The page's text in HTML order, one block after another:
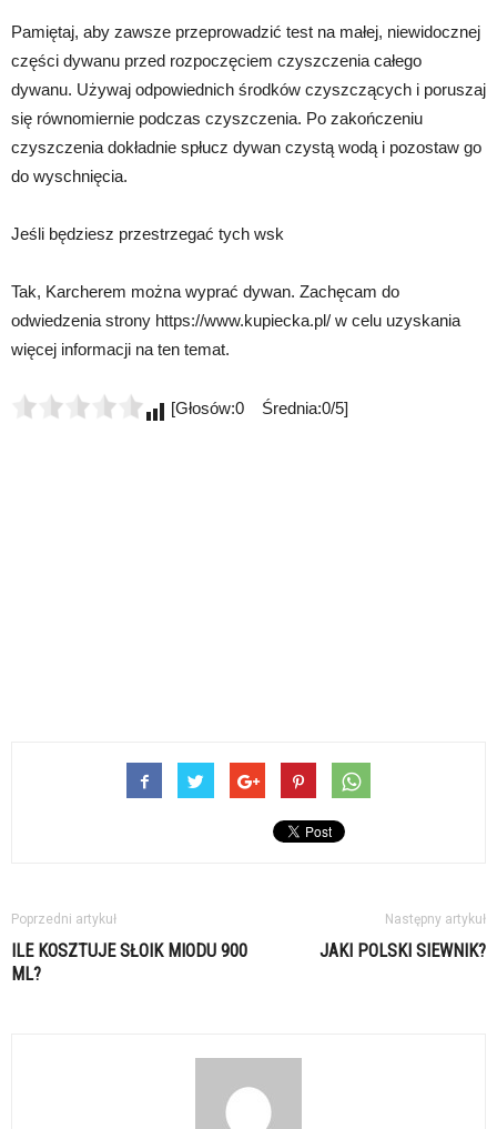
Pamiętaj, aby zawsze przeprowadzić test na małej, niewidocznej
części dywanu przed rozpoczęciem czyszczenia całego
dywanu. Używaj odpowiednich środków czyszczących i poruszaj
się równomiernie podczas czyszczenia. Po zakończeniu
czyszczenia dokładnie spłucz dywan czystą wodą i pozostaw go
do wyschnięcia.
Jeśli będziesz przestrzegać tych wsk
Tak, Karcherem można wyprać dywan. Zachęcam do
odwiedzenia strony https://www.kupiecka.pl/ w celu uzyskania
więcej informacji na ten temat.
[Głosów:0 Średnia:0/5]
Poprzedni artykuł
ILE KOSZTUJE SŁOIK MIODU 900
ML?
Następny artykuł
JAKI POLSKI SIEWNIK?